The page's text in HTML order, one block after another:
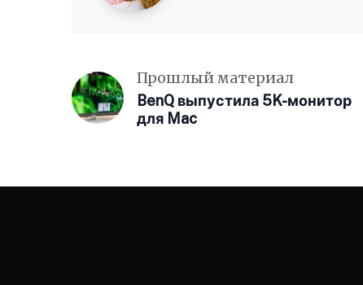
Прошлый материал
BenQ выпустила 5K-монитор
для Mac